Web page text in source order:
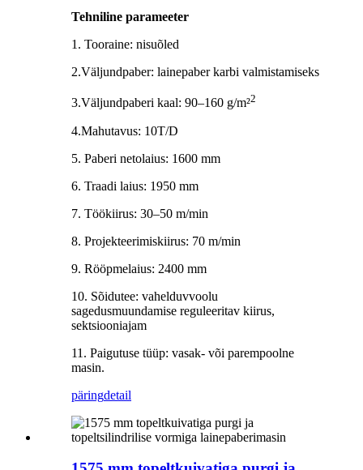
Tehniline parameeter
1. Tooraine: nisuõled
2.Väljundpaber: lainepaber karbi valmistamiseks
3.Väljundpaberi kaal: 90–160 g/m²2
4.Mahutavus: 10T/D
5. Paberi netolaius: 1600 mm
6. Traadi laius: 1950 mm
7. Töökiirus: 30–50 m/min
8. Projekteerimiskiirus: 70 m/min
9. Rööpmelaius: 2400 mm
10. Sõidutee: vahelduvvoolu
sagedusmuundamise reguleeritav kiirus,
sektsiooniajam
11. Paigutuse tüüp: vasak- või parempoolne
masin.
päringdetail